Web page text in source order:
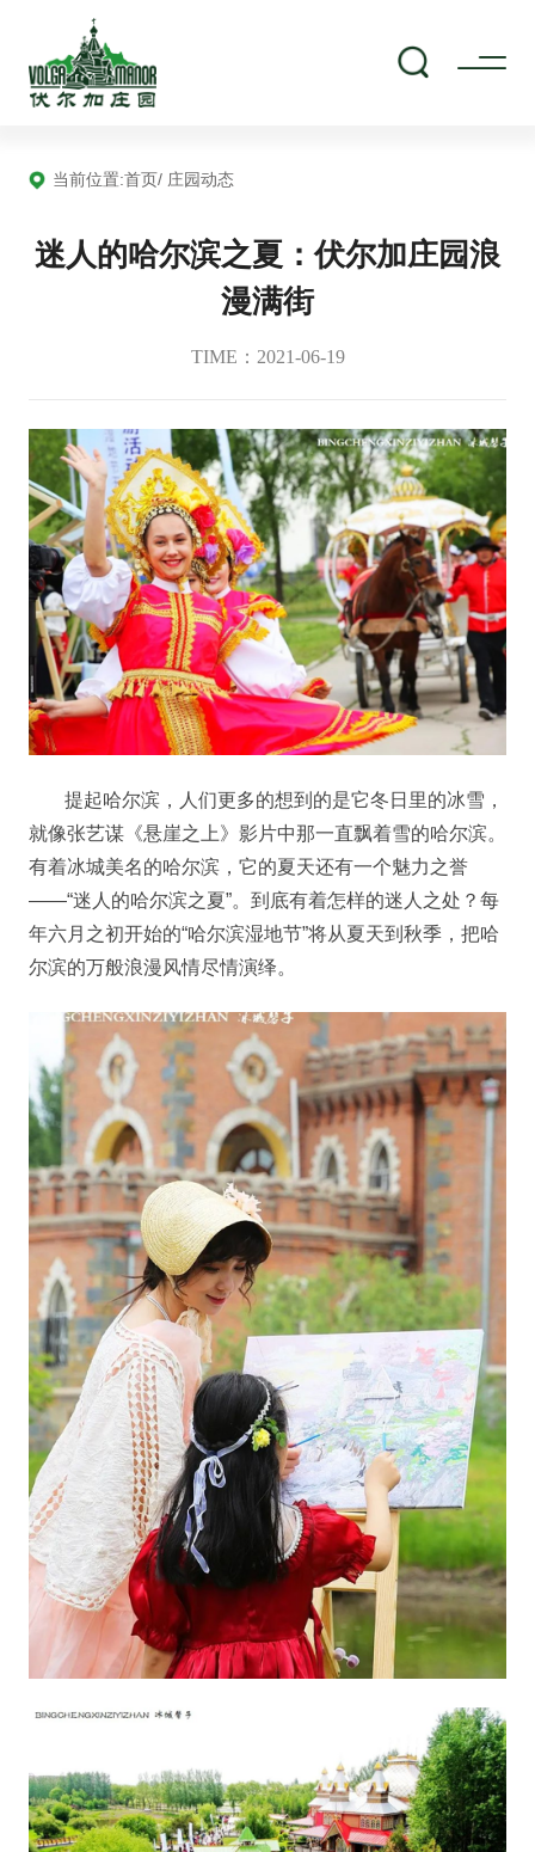
当前位置:首页/ 庄园动态
迷人的哈尔滨之夏：伏尔加庄园浪
漫满街
TIME：2021-06-19
提起哈尔滨，人们更多的想到的是它冬日里的冰雪，
就像张艺谋《悬崖之上》影片中那一直飘着雪的哈尔滨。
有着冰城美名的哈尔滨，它的夏天还有一个魅力之誉
——“迷人的哈尔滨之夏”。到底有着怎样的迷人之处？每
年六月之初开始的“哈尔滨湿地节”将从夏天到秋季，把哈
尔滨的万般浪漫风情尽情演绎。